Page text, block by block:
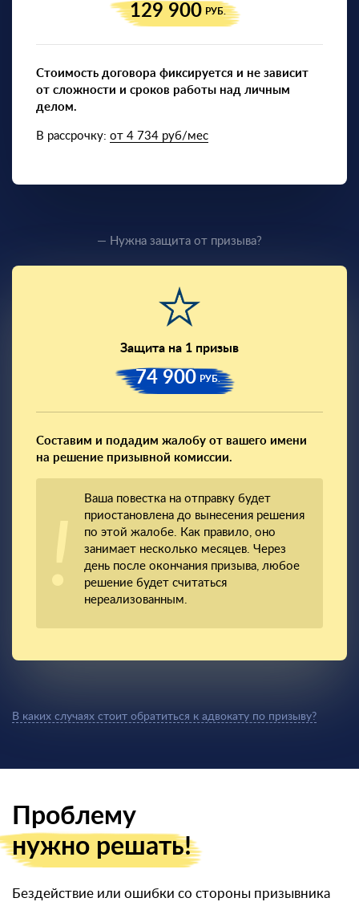
129 900 РУБ.
Стоимость договора фиксируется и не зависит
от сложности и сроков работы над личным
делом.
В рассрочку: от 4 734 руб/мес
— Нужна защита от призыва?
Защита на 1 призыв
74 900 РУБ.
Составим и подадим жалобу от вашего имени
на решение призывной комиссии.
Ваша повестка на отправку будет
приостановлена до вынесения решения
по этой жалобе. Как правило, оно
занимает несколько месяцев. Через
день после окончания призыва, любое
решение будет считаться
нереализованным.
В каких случаях стоит обратиться к адвокату по призыву?
Проблему
нужно решать!
Бездействие или ошибки со стороны призывника